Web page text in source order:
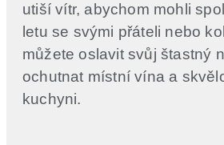
utiší vítr, abychom mohli
letu se svými přáteli nebo
můžete oslavit svůj štastný
ochutnat místní vína a
kuchyni.